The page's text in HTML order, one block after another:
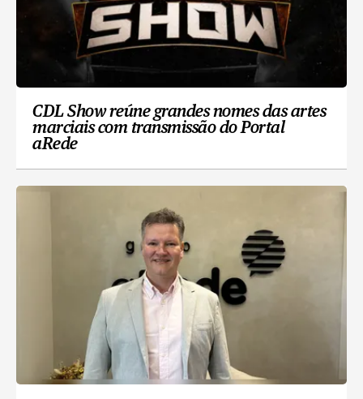
CDL Show reúne grandes nomes das artes
marciais com transmissão do Portal
aRede